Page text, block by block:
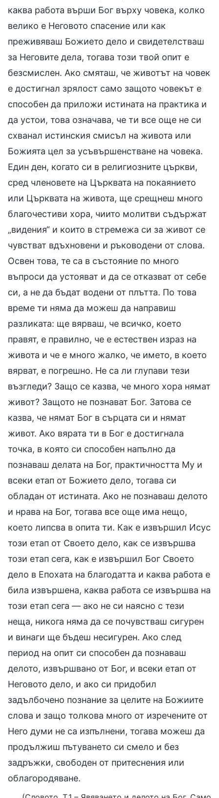
каква работа върши Бог върху човека, колко
велико е Неговото спасение или как
преживяваш Божието дело и свидетелстваш
за Неговите дела, тогава този твой опит е
безсмислен. Ако смяташ, че животът на човек
е достигнал зрялост само защото човекът е
способен да приложи истината на практика и
да устои, това означава, че ти все още не си
схванал истинския смисъл на живота или
Божията цел за усъвършенстване на човека.
Един ден, когато си в религиозните църкви,
сред членовете на Църквата на покаянието
или Църквата на живота, ще срещнеш много
благочестиви хора, чиито молитви съдържат
„видения“ и които в стремежа си за живот се
чувстват вдъхновени и ръководени от слова.
Освен това, те са в състояние по много
въпроси да устояват и да се отказват от себе
си, а не да бъдат водени от плътта. По това
време ти няма да можеш да направиш
разликата: ще вярваш, че всичко, което
правят, е правилно, че е естествен израз на
живота и че е много жалко, че името, в което
вярват, е погрешно. Не са ли глупави тези
възгледи? Защо се казва, че много хора нямат
живот? Защото не познават Бог. Затова се
казва, че нямат Бог в сърцата си и нямат
живот. Ако вярата ти в Бог е достигнала
точка, в която си способен напълно да
познаваш делата на Бог, практичността Му и
всеки етап от Божието дело, тогава си
обладан от истината. Ако не познаваш делото
и нрава на Бог, тогава все още има нещо,
което липсва в опита ти. Как е извършил Исус
този етап от Своето дело, как се извършва
този етап сега, как е извършил Бог Своето
дело в Епохата на благодатта и каква работа е
била извършена, каква работа се извършва на
този етап сега — ако не си наясно с тези
неща, никога няма да се почувстваш сигурен
и винаги ще бъдеш несигурен. Ако след
период на опит си способен да познаваш
делото, извършвано от Бог, и всеки етап от
Неговото дело, и ако си придобил
задълбочено познание за целите на Божиите
слова и защо толкова много от изречените от
Него думи не са изпълнени, тогава можеш да
продължиш пътуването си смело и без
задръжки, свободен от притеснения или
облагородяване.